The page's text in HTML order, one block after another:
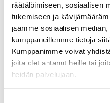
räätälöimiseen, sosiaalisen
tukemiseen ja
jaamme sosiaalisen
kumppaneillemme tietoja
Kumppanimme voivat
joita olet antanut heille tai
heidän palvelujaan.